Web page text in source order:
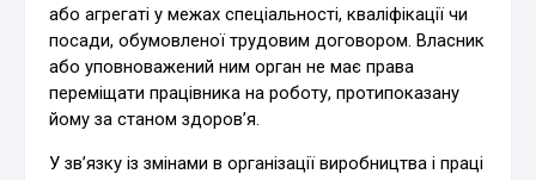
або агрегаті у межах спеціальності, кваліфікації чи
посади, обумовленої трудовим договором. Власник
або уповноважений ним орган не має права
переміщати працівника на роботу, протипоказану
йому за станом здоров’я.
У зв’язку із змінами в організації виробництва і праці